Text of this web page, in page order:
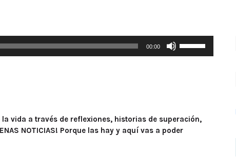
00:00
aumentar
o
vida a través de reflexiones, historias de superación,
NOTICIAS! Porque las hay y aquí vas a poder